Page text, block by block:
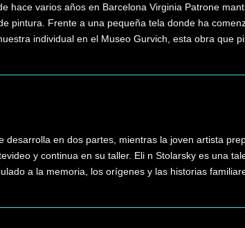
hace varios años en Barcelona Virginia Patrone
pintura. Frente a una pequeña tela donde ha
individual en el Museo Gurvich, esta obra que
desarrolla en dos partes, mientras la joven artista
y continua en su taller. Eli n Stolarsky es una
a la memoria, los orígenes y las historias